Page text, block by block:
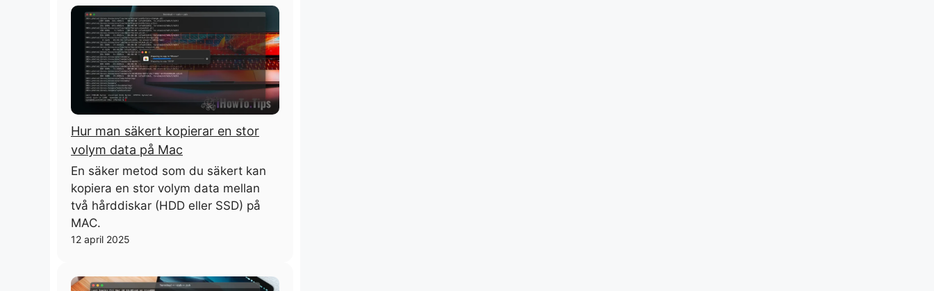
Hur man säkert kopierar en stor
volym data på Mac
En säker metod som du säkert kan
kopiera en stor volym data mellan
två hårddiskar (HDD eller SSD) på
MAC.
12 april 2025